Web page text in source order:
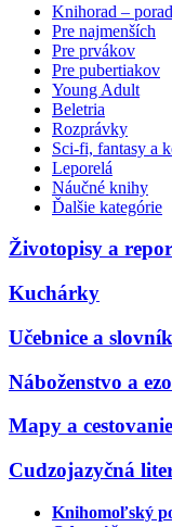
Knihorad –
Pre najmenších
Pre prvákov
Pre pubertiakov
Young Adult
Beletria
Rozprávky
Sci-fi, fantasy a
Leporelá
Náučné knihy
Ďalšie kategórie
Životopisy a
Kuchárky
Učebnice a
Náboženstvo a
Mapy a cestovanie
Cudzojazyčná
Knihomoľský